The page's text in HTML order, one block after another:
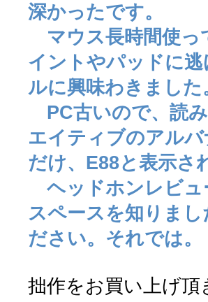
深かったです。
マウス長時間使っ
イントやパッドに
ルに興味わきました
PC古いので、読
エイティブのアル
だけ、E88と表示さ
ヘッドホンレビュ
スペースを知りま
ださい。それでは。
拙作をお買い上げ